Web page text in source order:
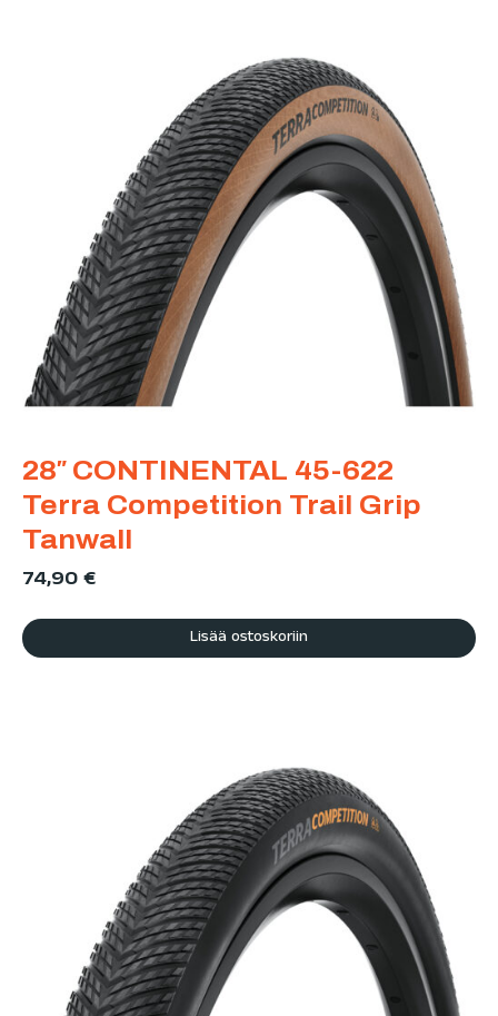
28″ CONTINENTAL 45-622
Terra Competition Trail Grip
Tanwall
74,90€
Lisää ostoskoriin